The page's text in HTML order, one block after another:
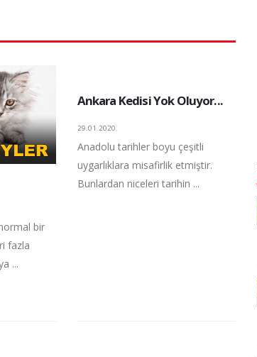
bir
fazla
...
Ankara Kedisi Yok Oluyor...
29.01.2020
Anadolu tarihler boyu çeşitli
uygarlıklara misafirlik etmiştir.
Bunlardan niceleri tarihin ...